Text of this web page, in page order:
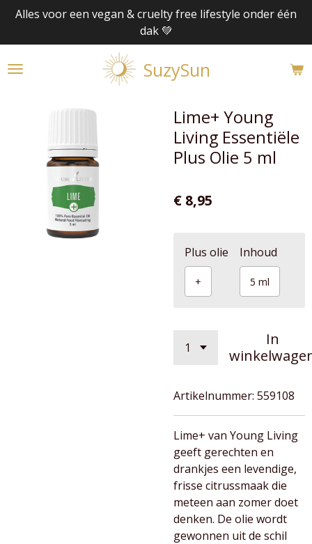
Ga
naar
de
SuzySun
Alles voor een vegan & cruelty free lifestyle onder één
dak 💚
Lime+ Young
Living Essentiële
Plus Olie 5 ml
€ 8,95
Plus olie
+
Inhoud
5 ml
In
Artikelnummer: 559108
Lime+ van Young Living
geeft gerechten en
drankjes een levendige,
frisse citrussmaak die
meteen aan zomer doet
denken. De olie wordt
gewonnen uit de schil